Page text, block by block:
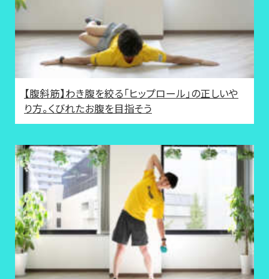
【腹斜筋】わき腹を絞る「ヒップロール」の正しいや
り方。くびれたお腹を目指そう